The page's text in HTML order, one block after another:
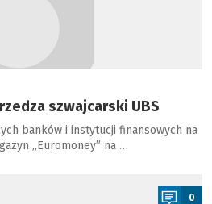
szwajcarski UBS
banków i instytucji finansowych na
„Euromoney” na …
0